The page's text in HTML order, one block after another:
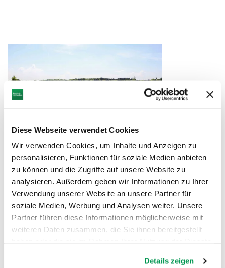
Diese Webseite verwendet Cookies
Wir verwenden Cookies, um Inhalte und Anzeigen zu
personalisieren, Funktionen für soziale Medien anbieten
zu können und die Zugriffe auf unsere Website zu
analysieren. Außerdem geben wir Informationen zu Ihrer
Verwendung unserer Website an unsere Partner für
soziale Medien, Werbung und Analysen weiter. Unsere
Partner führen diese Informationen möglicherweise mit
weiteren Daten zusammen, die Sie ihnen bereitgestellt
Details zeigen
©
AUF DER KARTE ANZEIGEN